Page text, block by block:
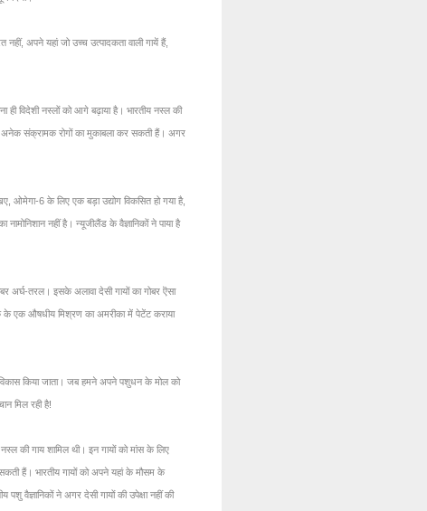
अपने यहां जो उच्च उत्पादकता वाली गायें हैं,
ही विदेशी नस्लों को आगे बढ़ाया है। भारतीय नस्ल की
अनेक संक्रामक रोगों का मुकाबला कर सकती हैं। अगर
ओमेगा-6 के लिए एक बड़ा उद्योग विकसित हो गया है,
नहीं है। न्यूजीलैंड के वैज्ञानिकों ने पाया है
अर्घ-तरल। इसके अलावा देसी गायों का गोबर ऎसा
के एक औषधीय मिश्रण का अमरीका में पेटेंट कराया
विकास किया जाता। जब हमने अपने पशुधन के मोल को
मिल रही है!
की गाय शामिल थी। इन गायों को मांस के लिए
हैं। भारतीय गायों को अपने यहां के मौसम के
वैज्ञानिकों ने अगर देसी गायों की उपेक्षा नहीं की